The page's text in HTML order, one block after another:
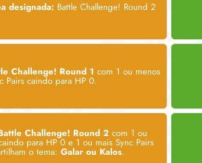
designada: Battle Challenge! Round 2
Challenge! Round 1 com 1 ou menos
Pairs caindo para HP 0.
Challenge! Round 2com 1 ou
para HP 0 e 1 ou mais Sync Pairs
o tema: Galar ou Kalos.